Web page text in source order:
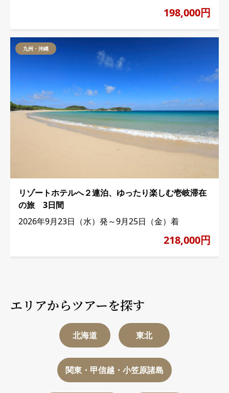
198,000円
九州・沖縄
リゾートホテルへ２連泊、ゆったり楽しむ壱岐滞在
の旅 3日間
2026年9月23日（水）発～9月25日（金）着
218,000円
エリアからツアーを探す
北海道 東北
関東・甲信越・小笠原諸島